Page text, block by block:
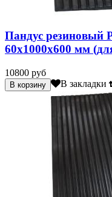
Пандус
60х1000х600 мм
10800 руб
В закладки